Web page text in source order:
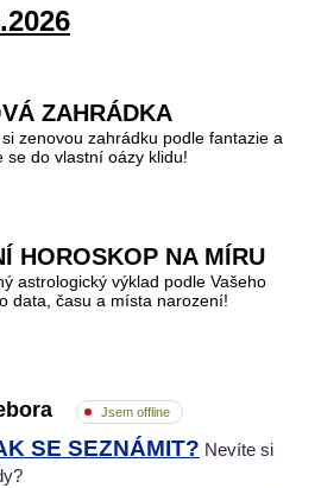
ZAHRÁDKA
zenovou zahrádku podle fantazie a
se do vlastní oázy klidu!
HOROSKOP NA MÍRU
astrologický výklad podle Vašeho
data, času a místa narození!
Jsem offline
SE SEZNÁMIT? Nevíte si